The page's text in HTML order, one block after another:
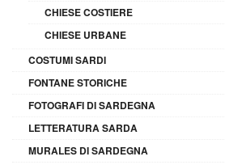
CHIESE COSTIERE
CHIESE URBANE
COSTUMI SARDI
FONTANE STORICHE
FOTOGRAFI DI SARDEGNA
LETTERATURA SARDA
MURALES DI SARDEGNA